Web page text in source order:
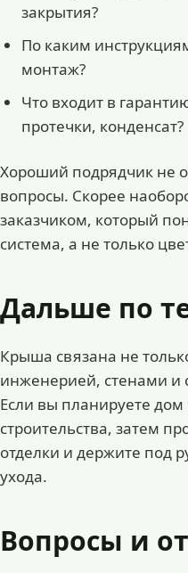
закрытия?
По каким
монтаж?
Что входит в
протечки, конденсат?
Хороший подрядчик не
вопросы. Скорее
заказчиком, который
система, а не только
Дальше по
Крыша связана не
инженерией, стенами
Если вы планируете
строительства, затем
отделки и держите под
ухода.
Вопросы и